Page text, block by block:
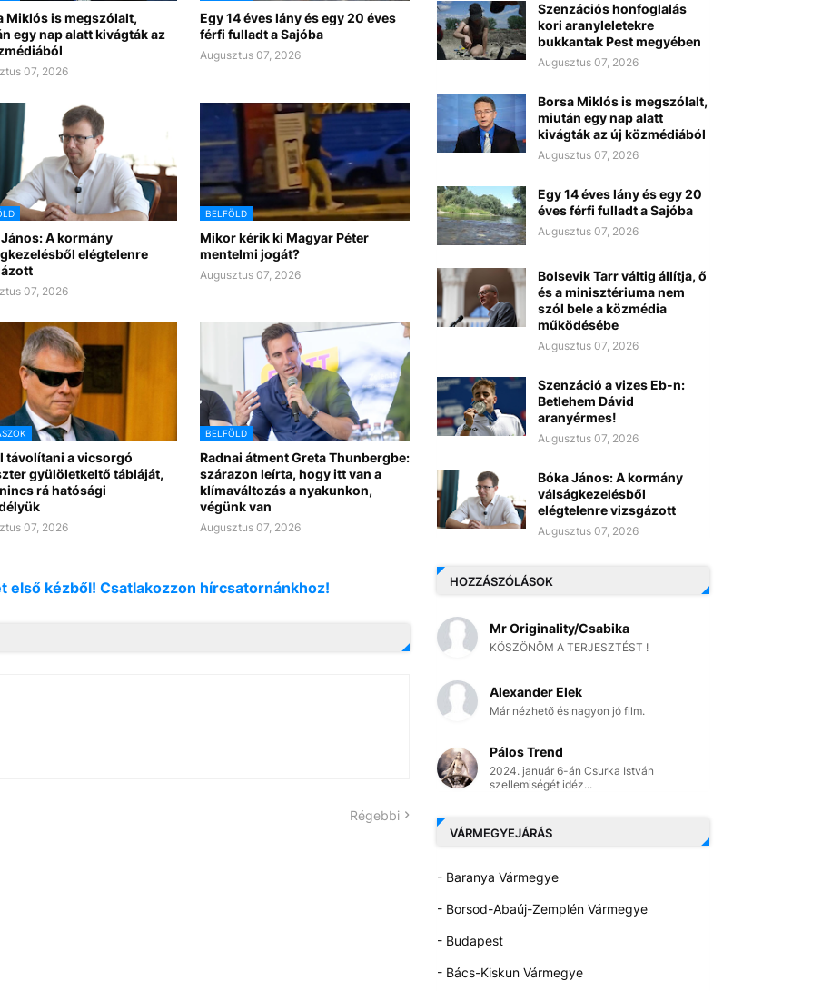
Miklós is megszólalt,
egy nap alatt kivágták az
07, 2026
Egy 14 éves lány és egy 20 éves
férfi fulladt a Sajóba
Augusztus 07, 2026
A kormány
elégtelenre
07, 2026
BELFÖLD
Mikor kérik ki Magyar Péter
mentelmi jogát?
Augusztus 07, 2026
távolítani a vicsorgó
gyülöletkeltő tábláját,
rá hatósági
07, 2026
BELFÖLD
Radnai átment Greta Thunbergbe:
szárazon leírta, hogy itt van a
klímaváltozás a nyakunkon,
végünk van
Augusztus 07, 2026
első kézből! Csatlakozzon hírcsatornánkhoz!
Régebbi
Szenzációs honfoglalás
kori aranyleletekre
bukkantak Pest megyében
Augusztus 07, 2026
Borsa Miklós is megszólalt,
miután egy nap alatt
kivágták az új közmédiából
Augusztus 07, 2026
Egy 14 éves lány és egy 20
éves férfi fulladt a Sajóba
Augusztus 07, 2026
Bolsevik Tarr váltig állítja, ő
és a minisztériuma nem
szól bele a közmédia
működésébe
Augusztus 07, 2026
Szenzáció a vizes Eb-n:
Betlehem Dávid
aranyérmes!
Augusztus 07, 2026
Bóka János: A kormány
válságkezelésből
elégtelenre vizsgázott
Augusztus 07, 2026
HOZZÁSZÓLÁSOK
Mr Originality/Csabika
KÖSZÖNÖM A TERJESZTÉST !
Alexander Elek
Már nézhető és nagyon jó film.
Pálos Trend
2024. január 6-án Csurka István
szellemiségét idéz...
VÁRMEGYEJÁRÁS
- Baranya Vármegye
- Borsod-Abaúj-Zemplén Vármegye
- Budapest
- Bács-Kiskun Vármegye